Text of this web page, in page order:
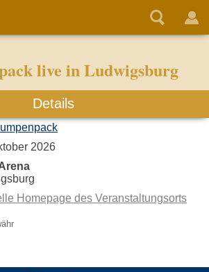
live in Ludwigsburg
Details
2026
Homepage des Veranstaltungsorts